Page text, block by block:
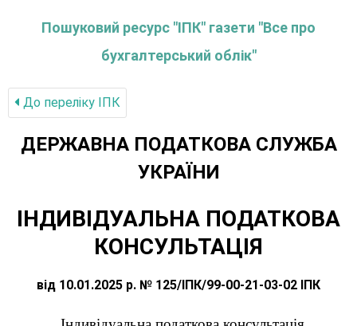
Пошуковий ресурс "ІПК" газети "Все про
бухгалтерський облік"
До переліку IПК
ДЕРЖАВНА ПОДАТКОВА СЛУЖБА
УКРАЇНИ
ІНДИВІДУАЛЬНА ПОДАТКОВА
КОНСУЛЬТАЦІЯ
від 10.01.2025 р. № 125/ІПК/99-00-21-03-02 ІПК